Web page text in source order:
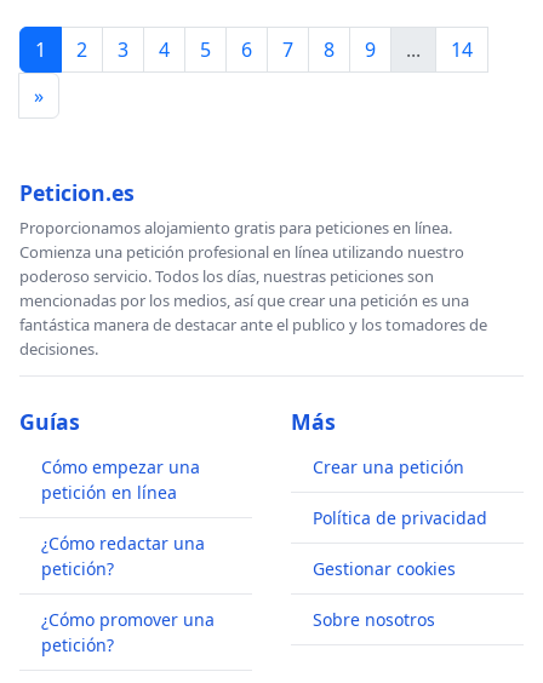
1 2 3 4 5 6 7 8 9 ...
14
»
Peticion.es
Proporcionamos alojamiento gratis para peticiones en línea.
Comienza una petición profesional en línea utilizando nuestro
poderoso servicio. Todos los días, nuestras peticiones son
mencionadas por los medios, así que crear una petición es una
fantástica manera de destacar ante el publico y los tomadores de
decisiones.
Guías
Cómo empezar una
petición en línea
¿Cómo redactar una
petición?
¿Cómo promover una
petición?
Más
Crear una petición
Política de privacidad
Gestionar cookies
Sobre nosotros